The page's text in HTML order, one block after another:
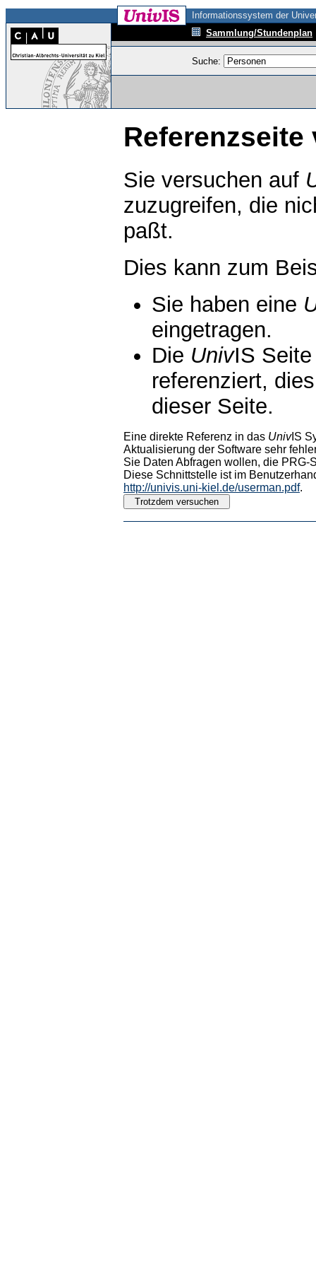
Informationssystem der
Sammlung/Stundenplan
Suche:
Referenzseite
Sie versuchen auf
zuzugreifen, die
paßt.
Dies kann zum
Sie haben eine
eingetragen.
Die UnivIS
referenziert,
dieser Seite.
Eine direkte Referenz in das UnivIS
Aktualisierung der Software sehr
Sie Daten Abfragen wollen, die PRG-
Diese Schnittstelle ist im
http://univis.uni-kiel.de/userman.pdf.